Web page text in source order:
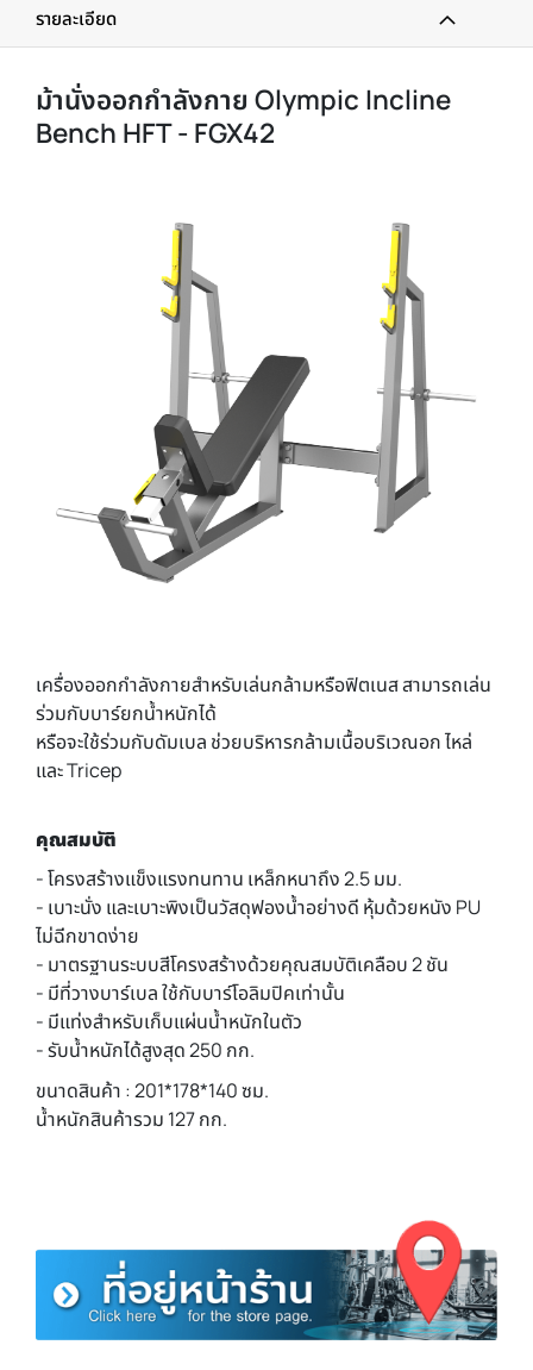
รายละเอียด
ม้านั่งออกกำลังกาย Olympic Incline
Bench HFT - FGX42
เครื่องออกกำลังกายสำหรับเล่นกล้ามหรือฟิตเนส สามารถเล่น
ร่วมกับบาร์ยกน้ำหนักได้
หรือจะใช้ร่วมกับดัมเบล ช่วยบริหารกล้ามเนื้อบริเวณอก ไหล่
และ Tricep
คุณสมบัติ
- โครงสร้างแข็งแรงทนทาน เหล็กหนาถึง 2.5 มม.
- เบาะนั่ง และเบาะพิงเป็นวัสดุฟองน้ำอย่างดี หุ้มด้วยหนัง PU
ไม่ฉีกขาดง่าย
- มาตรฐานระบบสีโครงสร้างด้วยคุณสมบัติเคลือบ 2 ชัน
- มีที่วางบาร์เบล ใช้กับบาร์โอลิมปิคเท่านั้น
- มีแท่งสำหรับเก็บแผ่นน้ำหนักในตัว
- รับน้ำหนักได้สูงสุด 250 กก.
ขนาดสินค้า : 201*178*140 ซม.
น้ำหนักสินค้ารวม 127 กก.